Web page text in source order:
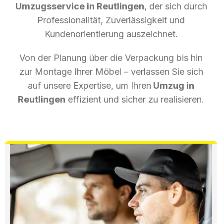
Umzugsservice in Reutlingen, der sich durch
Professionalität, Zuverlässigkeit und
Kundenorientierung auszeichnet.
Von der Planung über die Verpackung bis hin
zur Montage Ihrer Möbel – verlassen Sie sich
auf unsere Expertise, um Ihren Umzug in
Reutlingen effizient und sicher zu realisieren.